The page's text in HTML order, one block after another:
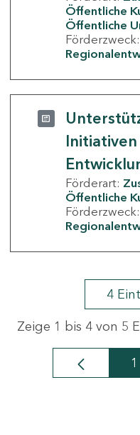
Öffentliche
Öffentliche
Förderzweck:
Förderart:
Öffentliche
Förderzweck:
4
Zeige 1 bis 4 von 5
1